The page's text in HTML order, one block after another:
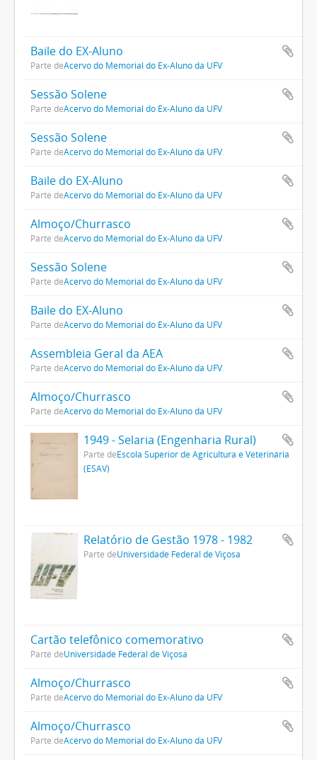
Baile do EX-Aluno
Parte deAcervo do Memorial do Ex-Aluno da UFV
Sessão Solene
Parte deAcervo do Memorial do Ex-Aluno da UFV
Sessão Solene
Parte deAcervo do Memorial do Ex-Aluno da UFV
Baile do EX-Aluno
Parte deAcervo do Memorial do Ex-Aluno da UFV
Almoço/Churrasco
Parte deAcervo do Memorial do Ex-Aluno da UFV
Sessão Solene
Parte deAcervo do Memorial do Ex-Aluno da UFV
Baile do EX-Aluno
Parte deAcervo do Memorial do Ex-Aluno da UFV
Assembleia Geral da AEA
Parte deAcervo do Memorial do Ex-Aluno da UFV
Almoço/Churrasco
Parte deAcervo do Memorial do Ex-Aluno da UFV
1949 - Selaria (Engenharia Rural)
Parte deEscola Superior de Agricultura e Veterinária
(ESAV)
Relatório de Gestão 1978 - 1982
Parte deUniversidade Federal de Viçosa
Cartão telefônico comemorativo
Parte deUniversidade Federal de Viçosa
Almoço/Churrasco
Parte deAcervo do Memorial do Ex-Aluno da UFV
Almoço/Churrasco
Parte deAcervo do Memorial do Ex-Aluno da UFV